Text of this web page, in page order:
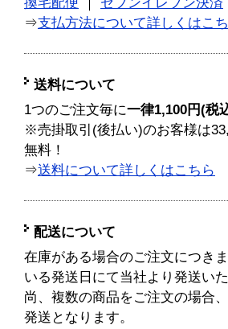
換宅配便
セブンイレブン決済
⇒支払方法について詳しくはこ
送料について
1つのご注文毎に一律1,100円(税
※売掛取引(後払い)のお客様は
無料！
⇒送料について詳しくはこちら
配送について
在庫がある場合のご注文につき
いる発送日にて当社より発送い
尚、複数の商品をご注文の場合
発送となります。